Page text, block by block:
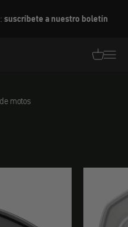
suscríbete a nuestro boletín
motos